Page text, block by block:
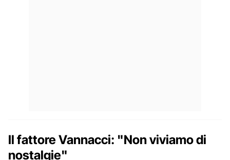
Il fattore Vannacci: "Non viviamo di
nostalgie"